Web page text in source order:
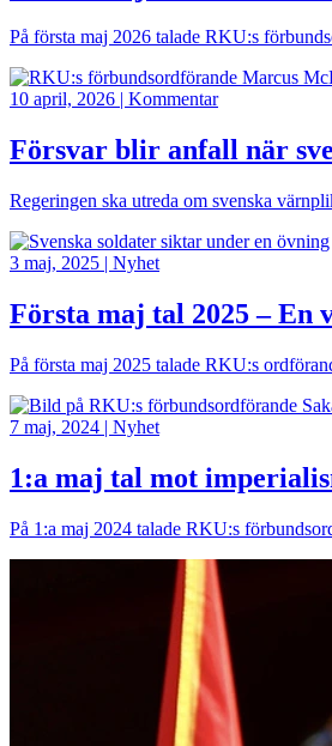
På första maj 2026 talade RKU:s
Bild
10 april, 2026 | Kommentar
Försvar blir anfall när
Regeringen ska utreda om svenska
Bild
3 maj, 2025 | Nyhet
Första maj tal 2025 –
På första maj 2025 talade RKU:s
Bild
7 maj, 2024 | Nyhet
1:a maj tal mot
På 1:a maj 2024 talade RKU:s